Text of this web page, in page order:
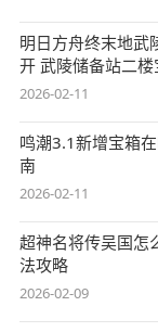
明日方舟终末地武
开 武陵储备站二楼
2026-02-11
鸣潮3.1新增宝箱
南
2026-02-11
超神名将传吴国怎
法攻略
2026-02-09